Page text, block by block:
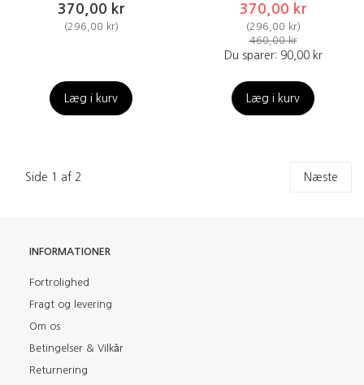
370,00 kr
(296,00 kr)
Læg i kurv
370,00 kr
(296,00 kr)
460,00 kr
Du sparer: 90,00 kr
Læg i kurv
Side 1 af 2 Næste
INFORMATIONER
Fortrolighed
Fragt og levering
Om os
Betingelser & Vilkår
Returnering